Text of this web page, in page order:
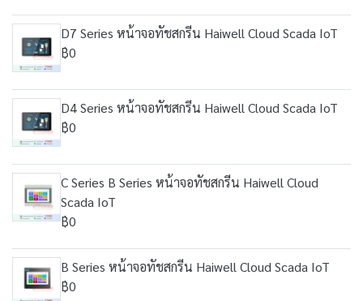
D7 Series หน้าจอทัชสกรีน Haiwell Cloud Scada IoT
฿0
D4 Series หน้าจอทัชสกรีน Haiwell Cloud Scada IoT
฿0
C Series B Series หน้าจอทัชสกรีน Haiwell Cloud
Scada IoT
฿0
B Series หน้าจอทัชสกรีน Haiwell Cloud Scada IoT
฿0